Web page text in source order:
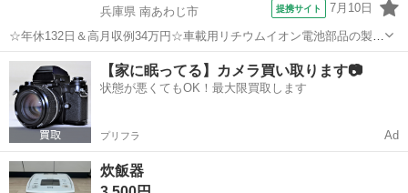
兵庫県 南あわじ市
提携サイト 7月10日
☆年休132日＆高月収例34万円☆車載用リチウムイオン電池部品の製造
／4勤2休でオフも充実♪／家具・家電付き社宅あり＆前払いで生活支援
物資が受け取れる◎／20〜40代男女活躍中！ 車載用リチウムイオン電
池部品の製造 車載用...
兵庫 南あわじ市 その他
【家に眠ってる】カメラ買い取ります📷
状態が悪くてもOK！最大限買取します
プリフラ Ad
炊飯器